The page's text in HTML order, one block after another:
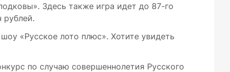
Здесь также игра идет до 87-го
рублей.
«Русское лото плюс». Хотите увидеть
по случаю совершеннолетия Русского